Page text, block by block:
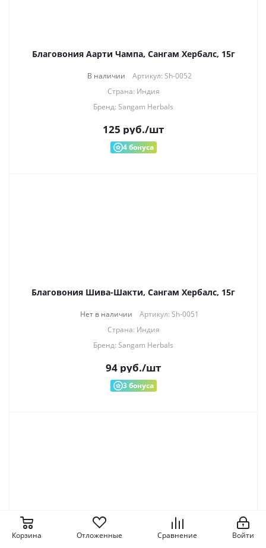
Сравнение
Отложенные
Корзина Войти
Благовония Аарти Чампа, Сангам Хербалс, 15г
В наличии
Артикул: Sh-0052
Страна: Индия
Бренд: Sangam Herbals
125 руб./шт
4бонуса
Благовония Шива-Шакти, Сангам Хербалс, 15г
Нет в наличии
Артикул: Sh-0051
Страна: Индия
Бренд: Sangam Herbals
94 руб./шт
3бонуса
Благовония Медитация, Сангам Хербалс, 15г